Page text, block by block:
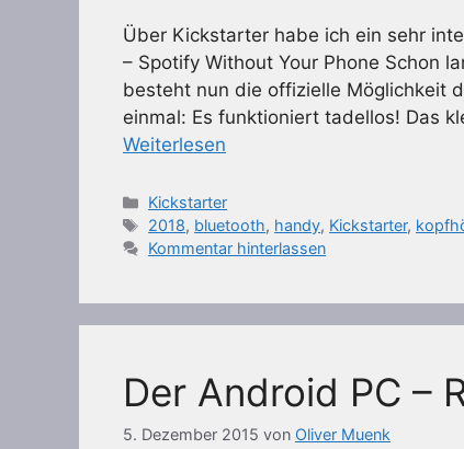
Über Kickstarter habe ich ein sehr
– Spotify Without Your Phone Schon
besteht nun die offizielle Möglichkeit
einmal: Es funktioniert tadellos! Das
Weiterlesen
Kategorien
Kickstarter
Schlagwörter
2018, bluetooth, handy, Kickstarter,
Kommentar hinterlassen
Der Android PC –
5. Dezember 2015 von Oliver Muenk